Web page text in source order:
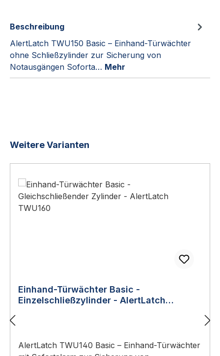
Beschreibung
AlertLatch TWU150 Basic – Einhand-Türwächter
ohne Schließzylinder zur Sicherung von
Notausgängen Soforta… Mehr
Produktgalerie überspringen
Weitere Varianten
Einhand-Türwächter Basic -
Einzelschließzylinder - AlertLatch
AlertLatch TWU140 Basic – Einhand-Türwächter